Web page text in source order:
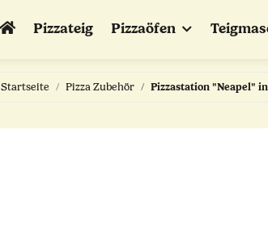
Pizzateig Pizzaöfen
Startseite Pizza Zubehör Pizzastation "Neapel"